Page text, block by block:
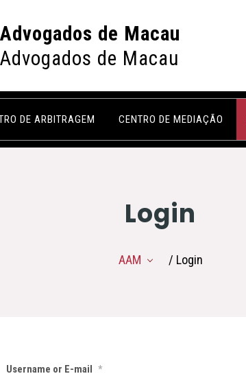
de Macau
de Macau
DE ARBITRAGEM CENTRO DE MEDIAÇÃO
Login
AAM / Login
Username or E-mail *